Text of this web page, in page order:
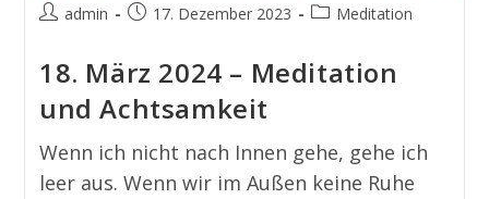
admin 17. Dezember 2023 Meditation
18. März 2024 – Meditation
und Achtsamkeit
Wenn ich nicht nach Innen gehe, gehe ich
leer aus. Wenn wir im Außen keine Ruhe